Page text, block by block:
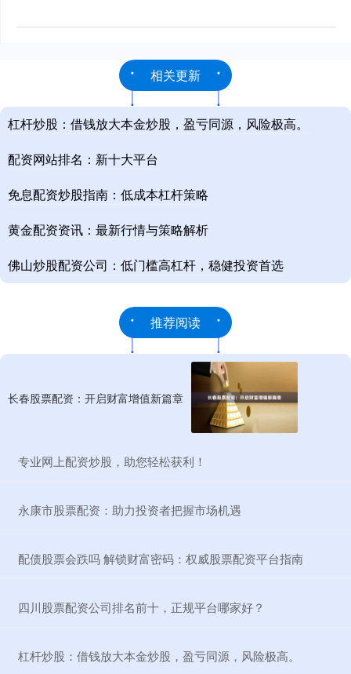
相关更新
杠杆炒股：借钱放大本金炒股，盈亏同源，风险极高。
配资网站排名：新十大平台
免息配资炒股指南：低成本杠杆策略
黄金配资资讯：最新行情与策略解析
佛山炒股配资公司：低门槛高杠杆，稳健投资首选
推荐阅读
长春股票配资：开启财富增值新篇章
​专业网上配资炒股，助您轻松获利！
​永康市股票配资：助力投资者把握市场机遇
​配债股票会跌吗 解锁财富密码：权威股票配资平台指南
​四川股票配资公司排名前十，正规平台哪家好？
​杠杆炒股：借钱放大本金炒股，盈亏同源，风险极高。